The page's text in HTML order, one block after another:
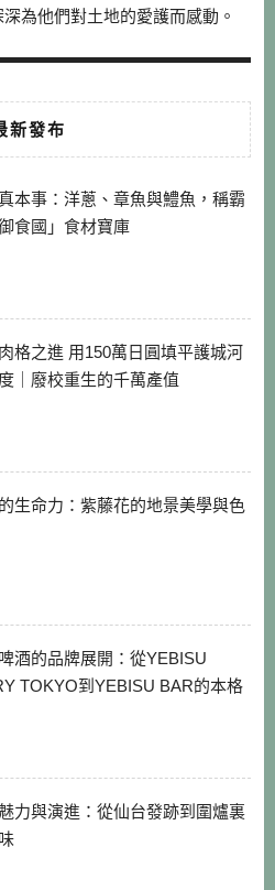
為他們對土地的愛護而感動。
新發布
本事：洋蔥、章魚與鱧魚，稱霸
食國」食材寶庫
格之進 用150萬日圓填平護城河
｜廢校重生的千萬產值
生命力：紫藤花的地景美學與色
酒的品牌展開：從YEBISU
TOKYO到YEBISU BAR的本格
力與演進：從仙台發跡到圍爐裏